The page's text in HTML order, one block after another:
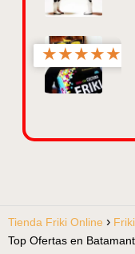
★★★★★
Tienda Friki Online
Top Ofertas en